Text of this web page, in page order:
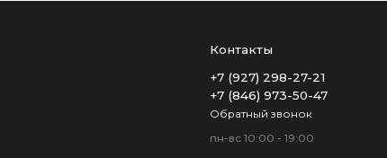
Контакты
+7 (927) 298-27-21
+7 (846) 973-50-47
Обратный звонок
пн-вс 10:00 - 19:00